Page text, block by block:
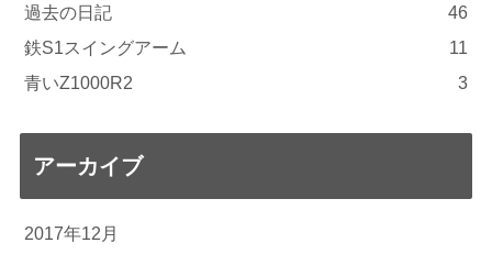
過去の日記
46
鉄S1スイングアーム
11
青いZ1000R2
3
アーカイブ
2017年12月